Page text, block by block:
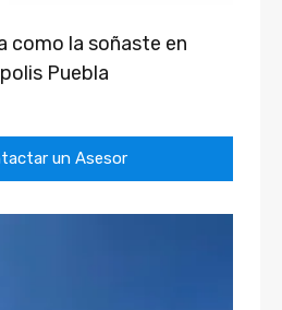
como la soñaste en
Puebla
un Asesor